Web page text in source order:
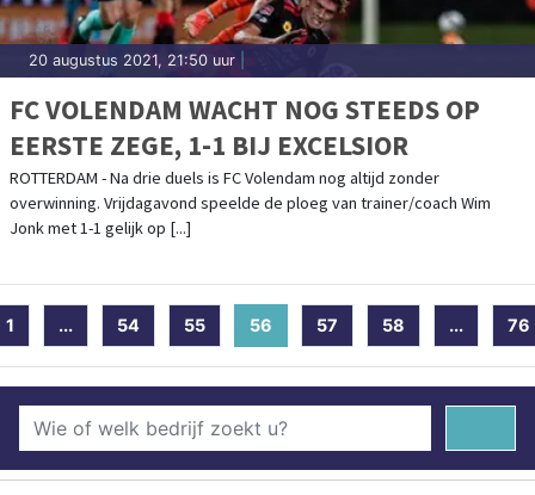
20 augustus 2021, 21:50 uur
FC VOLENDAM WACHT NOG STEEDS OP
EERSTE ZEGE, 1-1 BIJ EXCELSIOR
ROTTERDAM - Na drie duels is FC Volendam nog altijd zonder
overwinning. Vrijdagavond speelde de ploeg van trainer/coach Wim
Jonk met 1-1 gelijk op [...]
1 ... 54 55 56 (current)
57 58 ... 76